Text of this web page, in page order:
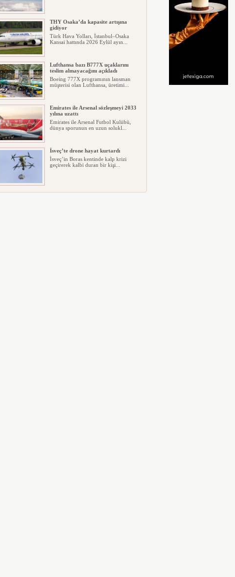
THY Osaka’da kapasite artışına
gidiyor
Türk Hava Yolları, İstanbul–Osaka
Kansai hattında 2026 Eylül ayın...
Lufthansa bazı B777X uçaklarını
teslim almayacağını açıkladı
Boeing 777X programının lansman
müşterisi olan Lufthansa, üretimi...
Emirates ile Arsenal sözleşmeyi 2033
yılına uzattı
Emirates ile Arsenal Futbol Kulübü,
dünya sporunun en uzun solukl...
İsveç’te drone hayat kurtardı
İsveç’in Boras kentinde kalp krizi
geçirerek kalbi duran bir kişi...
Ryanair kış sezonunda Fas’ta rekor